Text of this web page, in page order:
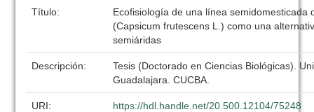
Título:
Ecofisiología de una línea semidomesticada
(Capsicum frutescens L.) como una
semiáridas
Descripción:
Tesis (Doctorado en Ciencias Biológicas).
Guadalajara. CUCBA.
URI: https://hdl.handle.net/20.500.12104/75248